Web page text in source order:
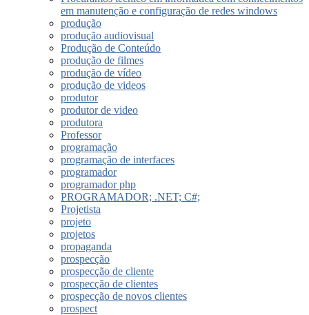
em manutenção e configuração de redes windows
produção
produção audiovisual
Produção de Conteúdo
produção de filmes
produção de vídeo
produção de videos
produtor
produtor de video
produtora
Professor
programação
programação de interfaces
programador
programador php
PROGRAMADOR; .NET; C#;
Projetista
projeto
projetos
propaganda
prospecção
prospecção de cliente
prospecção de clientes
prospecção de novos clientes
prospect